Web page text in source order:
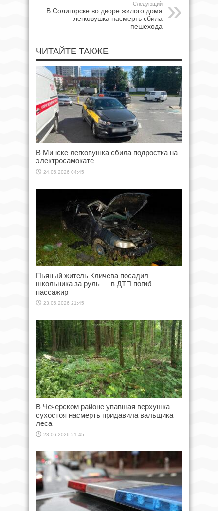
Следующий
В Солигорске во дворе жилого дома
легковушка насмерть сбила
пешехода
ЧИТАЙТЕ ТАКЖЕ
В Минске легковушка сбила подростка на
электросамокате
24.06.2026 04:45
Пьяный житель Кличева посадил
школьника за руль — в ДТП погиб
пассажир
23.06.2026 21:45
В Чечерском районе упавшая верхушка
сухостоя насмерть придавила вальщика
леса
23.06.2026 21:45